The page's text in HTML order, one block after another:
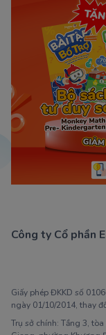
Công ty Cổ phần
Giấy phép ĐKKD số
ngày 01/10/2014, thay
Trụ sở chính: Tầng 3,